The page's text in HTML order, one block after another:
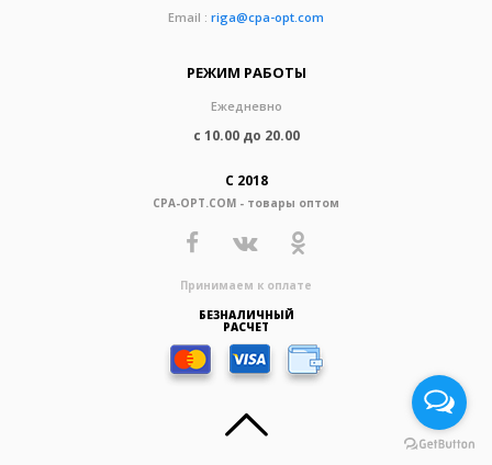
Email : riga@cpa-opt.com
РЕЖИМ РАБОТЫ
Ежедневно
с 10.00 до 20.00
С 2018
CPA-OPT.COM - товары оптом
Принимаем к оплате
БЕЗНАЛИЧНЫЙ
РАСЧЕТ